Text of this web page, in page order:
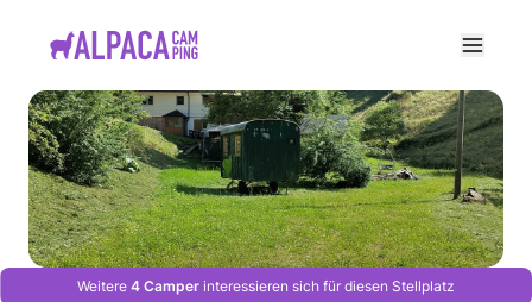
Weitere 4 Camper interessieren sich für diesen Stellplatz